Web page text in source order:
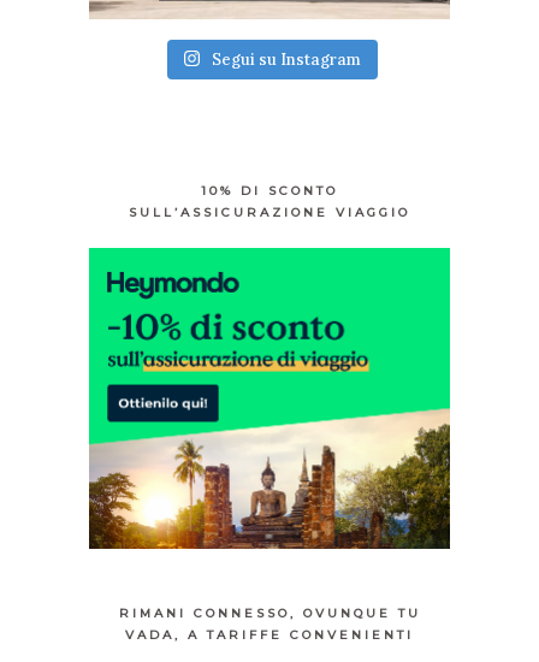
Segui su Instagram
10% DI SCONTO
SULL’ASSICURAZIONE VIAGGIO
RIMANI CONNESSO, OVUNQUE TU
VADA, A TARIFFE CONVENIENTI